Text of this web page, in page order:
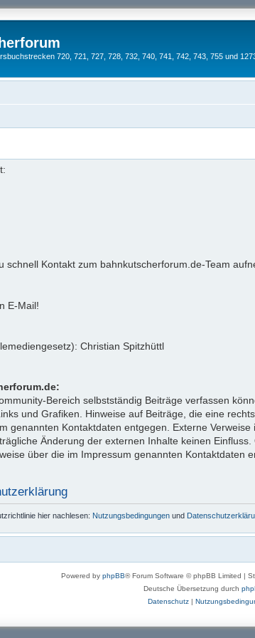
720, 721, 727, 728, 732, 740, 741, 742, 743, 755 und
schnell Kontakt zum bahnkutscherforum.de-Team
E-Mail!
Christian Spitzhüttl
Bereich selbstständig Beiträge verfassen
und Grafiken. Hinweise auf Beiträge, die eine
genannten Kontaktdaten entgegen. Externe
Änderung der externen Inhalte keinen
über die im Impressum genannten Kontaktdaten
hier nachlesen: Nutzungsbedingungen und
Powered by phpBB® Forum Software © phpBB Limited |
Deutsche Übersetzung durch
Datenschutz|